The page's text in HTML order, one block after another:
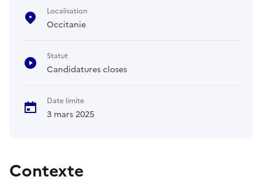
Localisation
Occitanie
Statut
Candidatures closes
Date limite
3 mars 2025
Contexte